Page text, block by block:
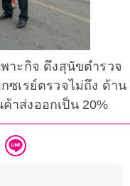
าะกิจ ดึงสุนัขตำรวจ
ซเรย์ตรวจไม่ถึง ด้าน
าส่งออกเป็น 20%